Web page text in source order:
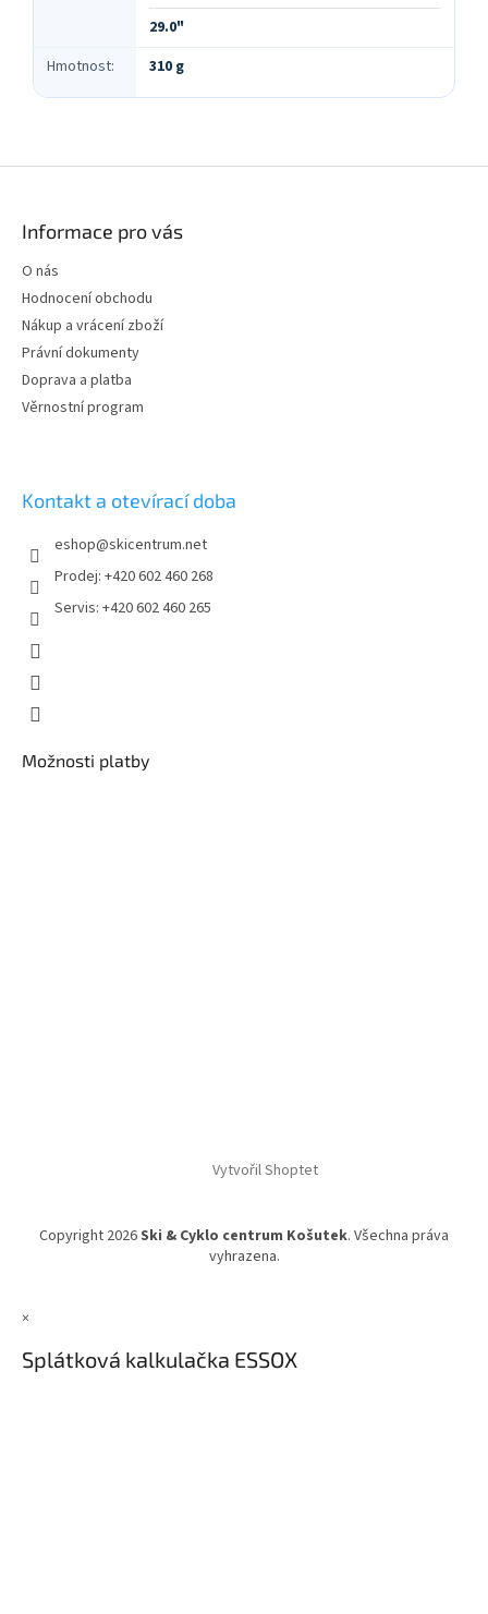
29.0"
Hmotnost: 310 g
Informace pro vás
O nás
Hodnocení obchodu
Nákup a vrácení zboží
Právní dokumenty
Doprava a platba
Věrnostní program
Kontakt a otevírací doba
eshop@skicentrum.net
Prodej: +420 602 460 268
Servis: +420 602 460 265
Možnosti platby
Vytvořil Shoptet
Copyright 2026Ski & Cyklo centrum Košutek. Všechna práva
vyhrazena.
×
Splátková kalkulačka ESSOX